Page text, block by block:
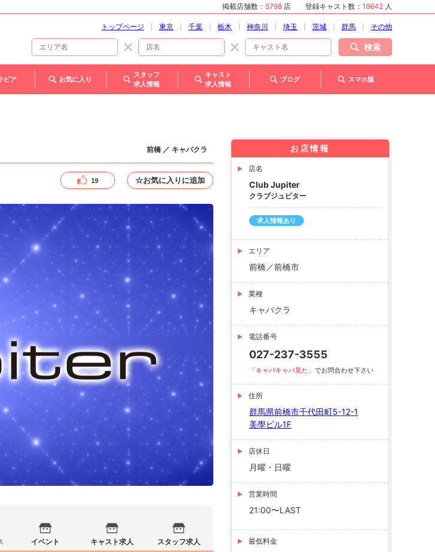
掲載店舗数： 5798 店 登録キャスト数： 18642 人
トップページ 東京 千葉 栃木 神奈川 埼玉 茨城 群馬 その他
検索
ビア お気に入り
スタッフ
求人情報
キャスト
求人情報
ブログ スマホ版
前橋 ／ キャバクラ
19 ☆お気に入りに追加
イベント キャスト求人 スタッフ求人
お店情報
店名
Club Jupiter
クラブジュピター
求人情報あり
エリア
前橋／前橋市
業種
キャバクラ
電話番号
027-237-3555
「キャバキャバ見た」 でお問合わせ下さい
住所
群馬県前橋市千代田町5-12-1
美學ビル1F
店休日
月曜・日曜
営業時間
21:00〜LAST
最低料金